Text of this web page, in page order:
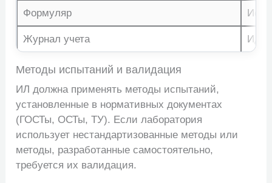
Формуляр
Журнал учета
Методы испытаний и валидация
ИЛ должна применять методы испытаний,
установленные в нормативных документах
(ГОСТы, ОСТы, ТУ). Если лаборатория
использует нестандартизованные методы или
методы, разработанные самостоятельно,
требуется их валидация.